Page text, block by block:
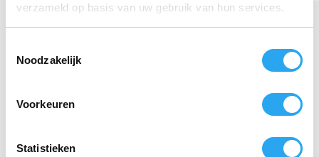
verzameld op basis van uw gebruik van hun services.
Noodzakelijk
Voorkeuren
Statistieken